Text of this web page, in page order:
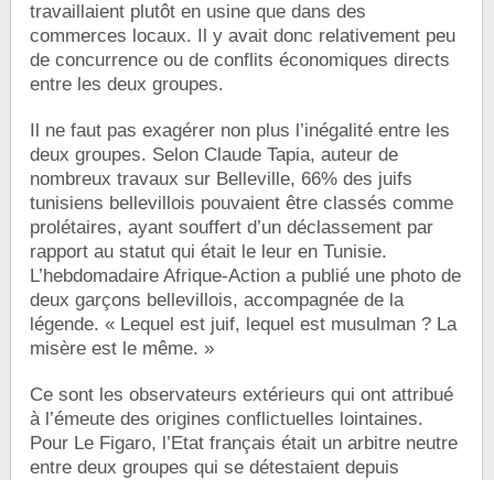
travaillaient plutôt en usine que dans des
commerces locaux. Il y avait donc relativement peu
de concurrence ou de conflits économiques directs
entre les deux groupes.
Il ne faut pas exagérer non plus l’inégalité entre les
deux groupes. Selon Claude Tapia, auteur de
nombreux travaux sur Belleville, 66% des juifs
tunisiens bellevillois pouvaient être classés comme
prolétaires, ayant souffert d’un déclassement par
rapport au statut qui était le leur en Tunisie.
L’hebdomadaire Afrique-Action a publié une photo de
deux garçons bellevillois, accompagnée de la
légende. « Lequel est juif, lequel est musulman ? La
misère est le même. »
Ce sont les observateurs extérieurs qui ont attribué
à l’émeute des origines conflictuelles lointaines.
Pour Le Figaro, l’Etat français était un arbitre neutre
entre deux groupes qui se détestaient depuis